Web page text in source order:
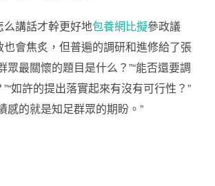
么講話才幹更好地包養網比擬參政議
會焦炙，但普遍的調研和進修給了張
眾最關懷的題目是什么？”“能否還要調
如許的提出落實起來有沒有可行性？”
感的就是知足群眾的期盼。”